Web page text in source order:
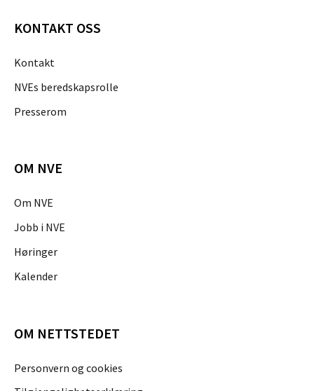
KONTAKT OSS
Kontakt
NVEs beredskapsrolle
Presserom
OM NVE
Om NVE
Jobb i NVE
Høringer
Kalender
OM NETTSTEDET
Personvern og cookies